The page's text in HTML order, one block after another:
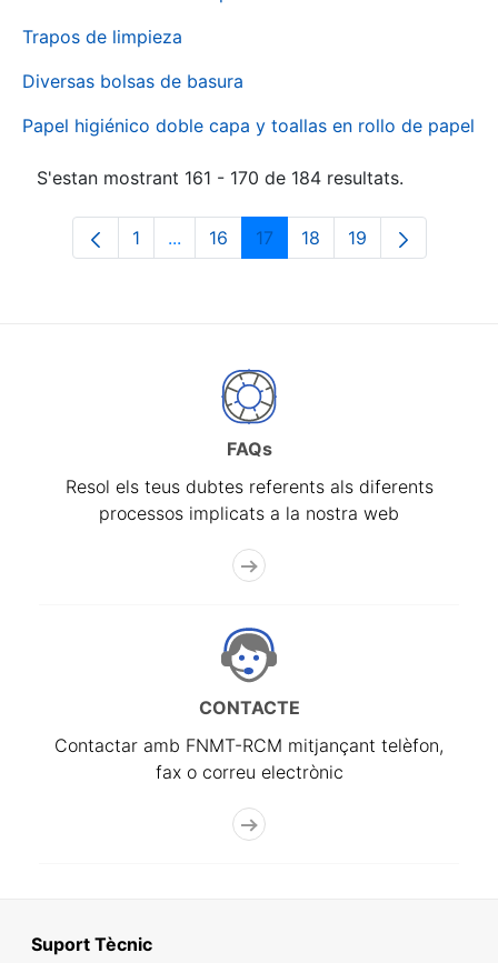
Trapos de limpieza
Diversas bolsas de basura
Papel higiénico doble capa y toallas en rollo de papel
S'estan mostrant 161 - 170 de 184 resultats.
Pàgina
1 ...Pàgines intermèdies Utilitzeu TAB per
Pàgina
16 Pàgina
17 Pàgina
18 Pàgina
19
FAQs
Resol els teus dubtes referents als diferents
processos implicats a la nostra web
CONTACTE
Contactar amb FNMT-RCM mitjançant telèfon,
fax o correu electrònic
Suport Tècnic